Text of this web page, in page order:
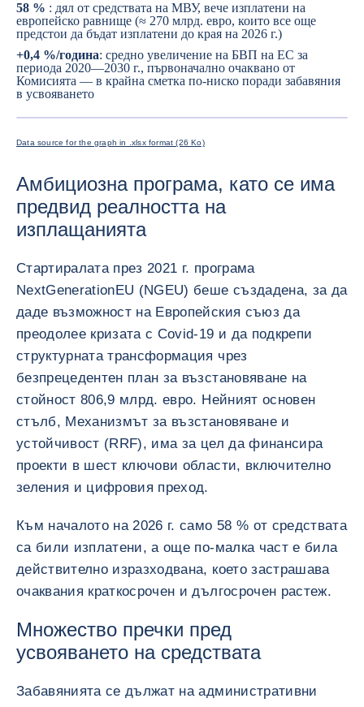
58 % : дял от средствата на МВУ, вече изплатени на
европейско равнище (≈ 270 млрд. евро, които все още
предстои да бъдат изплатени до края на 2026 г.)
+0,4 %/година: средно увеличение на БВП на ЕС за
периода 2020—2030 г., първоначално очаквано от
Комисията — в крайна сметка по-ниско поради забавяния
в усвояването
Data source for the graph in .xlsx format (26 Ko)
Амбициозна програма, като се има
предвид реалността на
изплащанията
Стартиралата през 2021 г. програма
NextGenerationEU (NGEU) беше създадена, за да
даде възможност на Европейския съюз да
преодолее кризата с Covid-19 и да подкрепи
структурната трансформация чрез
безпрецедентен план за възстановяване на
стойност 806,9 млрд. евро. Нейният основен
стълб, Механизмът за възстановяване и
устойчивост (RRF), има за цел да финансира
проекти в шест ключови области, включително
зеления и цифровия преход.
Към началото на 2026 г. само 58 % от средствата
са били изплатени, а още по-малка част е била
действително изразходвана, което застрашава
очаквания краткосрочен и дългосрочен растеж.
Множество пречки пред
усвояването на средствата
Забавянията се дължат на административни